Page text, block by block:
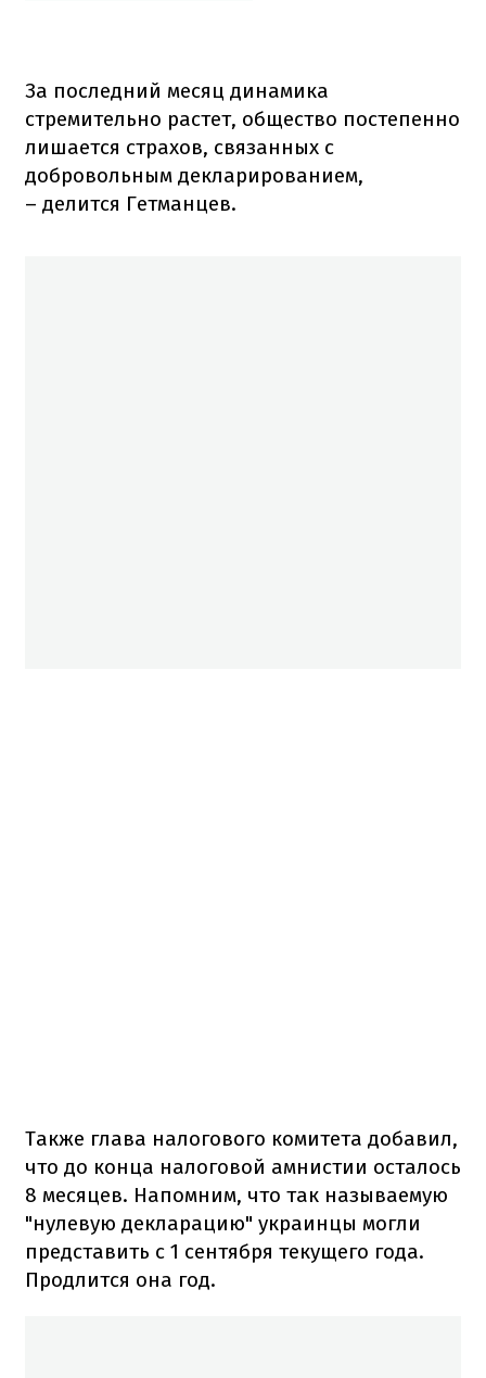
За последний месяц динамика
стремительно растет, общество постепенно
лишается страхов, связанных с
добровольным декларированием,
– делится Гетманцев.
Также глава налогового комитета добавил,
что до конца налоговой амнистии осталось
8 месяцев. Напомним, что так называемую
"нулевую декларацию" украинцы могли
представить с 1 сентября текущего года.
Продлится она год.